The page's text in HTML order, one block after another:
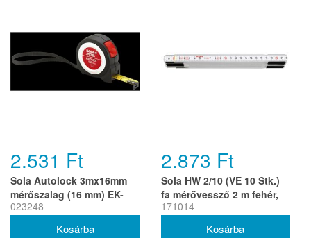
2.531 Ft
Sola Autolock 3mx16mm
mérőszalag (16 mm) EK-
osztály 2 (r)
023248
2.873 Ft
Sola HW 2/10 (VE 10 Stk.)
fa mérővessző 2 m fehér,
EK-osztály 3 (r)
171014